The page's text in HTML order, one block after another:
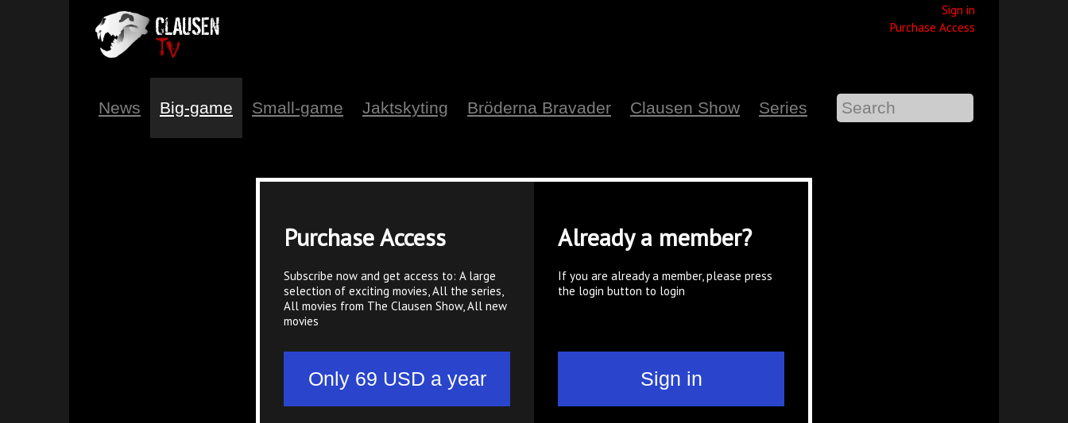
Sign in
Purchase Access
News Big-game Small-game Jaktskyting Bröderna Bravader Clausen Show Series
Purchase Access
Subscribe now and get access to: A large
selection of exciting movies, All the series,
All movies from The Clausen Show, All new
movies
Already a member?
If you are already a member, please press
the login button to login